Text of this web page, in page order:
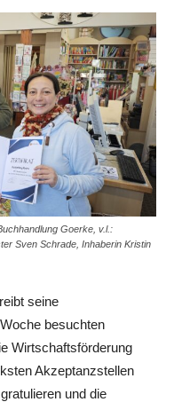
Goerke, v.l.:
Sven Schrade, Inhaberin Kristin
seine
besuchten
Wirtschaftsförderung
Akzeptanzstellen
und die